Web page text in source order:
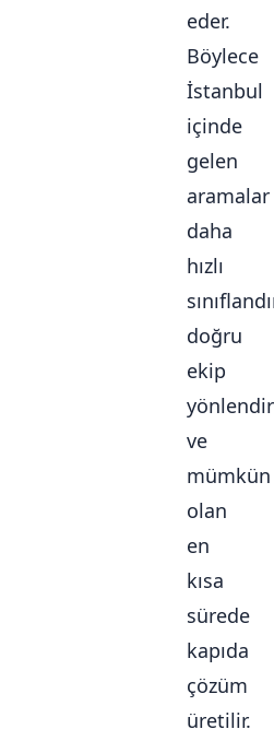
eder.
Böylece
İstanbul
içinde
gelen
aramalar
daha
hızlı
doğru
ekip
ve
mümkün
olan
en
kısa
sürede
kapıda
çözüm
üretilir.